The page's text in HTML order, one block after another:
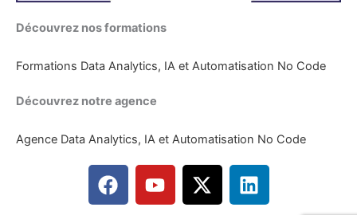
Découvrez nos formations
Formations Data Analytics, IA et Automatisation No Code
Découvrez notre agence
Agence Data Analytics, IA et Automatisation No Code
F
a
Y
o
X
-
L
i